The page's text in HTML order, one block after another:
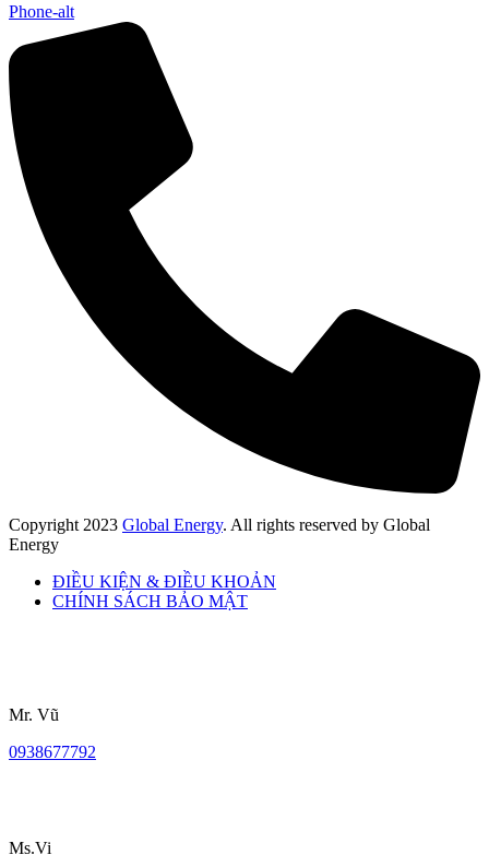
Phone-alt
Copyright 2023 Global Energy. All rights reserved by Global
Energy
ĐIỀU KIỆN & ĐIỀU KHOẢN
CHÍNH SÁCH BẢO MẬT
Mr. Vũ
0938677792
Ms.Vi